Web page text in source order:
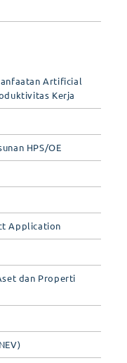
Artificial
Kerja
HPS/OE
Application
dan Properti